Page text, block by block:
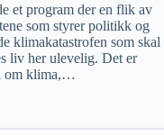
et program der en flik av
som styrer politikk og
klimakatastrofen som skal
liv her ulevelig. Det er
om klima,…